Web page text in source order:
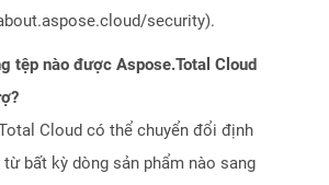
security).
tệp nào được Aspose.Total Cloud
Cloud có thể chuyển đổi định
từ bất kỳ dòng sản phẩm nào sang